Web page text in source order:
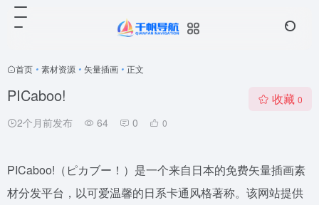
首页 • 素材资源 • 矢量插画 • 正文
PICaboo!
2个月前发布 64 0 0
收藏 0
PICaboo!（ピカブー！）是一个来自日本的免费矢量插画素
材分发平台，以可爱温馨的日系卡通风格著称。该网站提供